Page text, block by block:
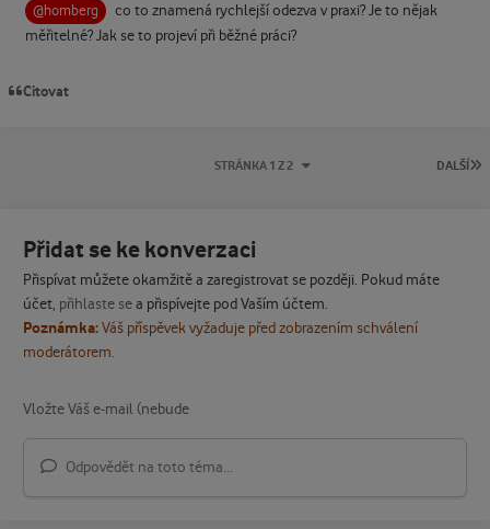
@homberg
co to znamená rychlejší odezva v praxi? Je to nějak
měřitelné? Jak se to projeví při běžné práci?
Citovat
DALŠÍ
STRÁNKA 1 Z 2
Přidat se ke konverzaci
Přispívat můžete okamžitě a zaregistrovat se později. Pokud máte
účet, přihlaste sea přispívejte pod Vaším účtem.
Poznámka:Váš příspěvek vyžaduje před zobrazením schválení
moderátorem.
Odpovědět na toto téma...